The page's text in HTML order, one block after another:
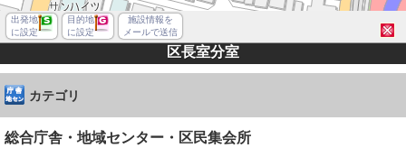
出発地
に設定
目的地
に設定
施設情報を
メールで送信
区長室分室
カテゴリ
総合庁舎・地域センター・区民集会所